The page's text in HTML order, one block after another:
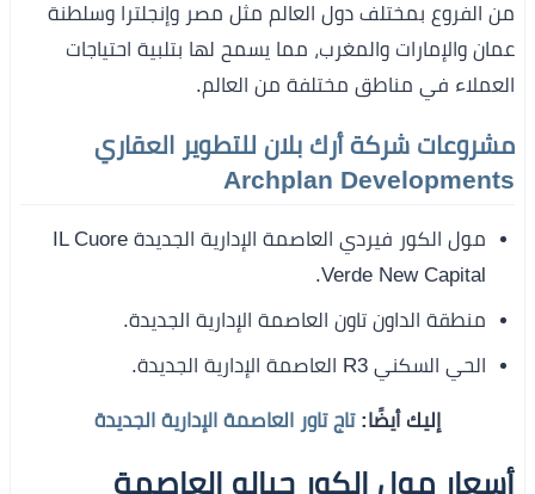
من الفروع بمختلف دول العالم مثل مصر وإنجلترا وسلطنة
عمان والإمارات والمغرب، مما يسمح لها بتلبية احتياجات
العملاء في مناطق مختلفة من العالم.
مشروعات شركة أرك بلان للتطوير العقاري
Archplan Developments
مول الكور فيردي العاصمة الإدارية الجديدة IL Cuore
Verde New Capital.
منطقة الداون تاون العاصمة الإدارية الجديدة.
الحي السكني R3 العاصمة الإدارية الجديدة.
إليك أيضًا:تاج تاور العاصمة الإدارية الجديدة
أسعار مول الكور جيالو العاصمة